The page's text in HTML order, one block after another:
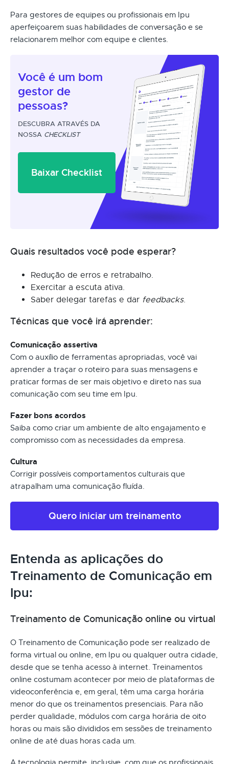
Para gestores de equipes ou profissionais em Ipu
aperfeiçoarem suas habilidades de conversação e se
relacionarem melhor com equipe e clientes.
Você é um bom
gestor de
pessoas?
DESCUBRA ATRAVÉS DA
NOSSA CHECKLIST
Baixar Checklist
Quais resultados você pode esperar?
Redução de erros e retrabalho.
Exercitar a escuta ativa.
Saber delegar tarefas e dar feedbacks.
Técnicas que você irá aprender:
Comunicação assertiva
Com o auxílio de ferramentas apropriadas, você vai
aprender a traçar o roteiro para suas mensagens e
praticar formas de ser mais objetivo e direto nas sua
comunicação com seu time em Ipu.
Fazer bons acordos
Saiba como criar um ambiente de alto engajamento e
compromisso com as necessidades da empresa.
Cultura
Corrigir possíveis comportamentos culturais que
atrapalham uma comunicação fluída.
Quero iniciar um treinamento
Entenda as aplicações do
Treinamento de Comunicação em
Ipu:
Treinamento de Comunicação online ou virtual
O Treinamento de Comunicação pode ser realizado de
forma virtual ou online, em Ipu ou qualquer outra cidade,
desde que se tenha acesso à internet. Treinamentos
online costumam acontecer por meio de plataformas de
videoconferência e, em geral, têm uma carga horária
menor do que os treinamentos presenciais. Para não
perder qualidade, módulos com carga horária de oito
horas ou mais são divididos em sessões de treinamento
online de até duas horas cada um.